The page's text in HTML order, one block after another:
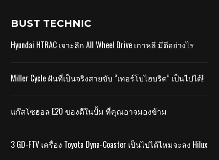
BUST TECHNIC
Hyundai HTRAC เจาะลึก All Wheel Drive เกาหลี มีดีอย่างไร
Miller Cycle ฝันที่เป็นจริงสายขับ “เทอร์โบไฮบริด” เป็นไปได้!
แก๊สโซฮอล E20 ของดีในปั้ม ที่คุณอาจมองข้าม
3 GD-FTV เครื่อง Toyota Dyna-Coaster เป็นไปได้ไหมจะลง Hilux